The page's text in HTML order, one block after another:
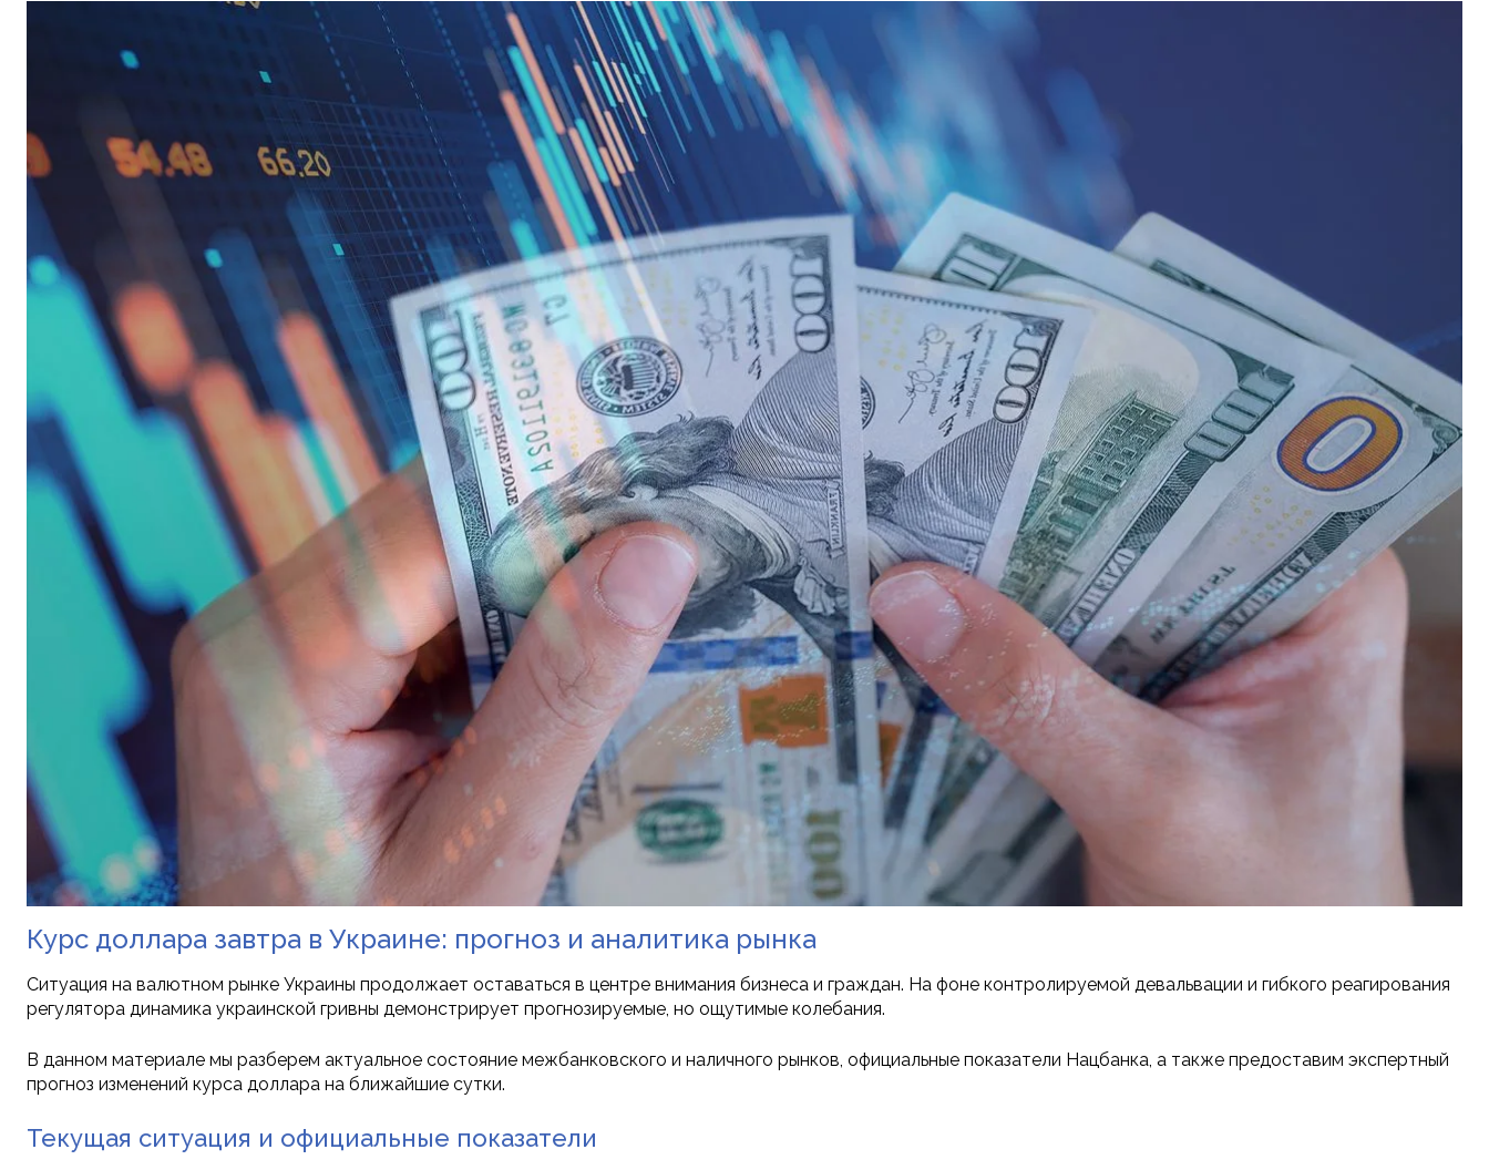
Курс доллара завтра в Украине: прогноз и аналитика рынка
Ситуация на валютном рынке Украины продолжает оставаться в центре внимания бизнеса и граждан. На фоне контролируемой девальвации и гибкого реагирования
регулятора динамика украинской гривны демонстрирует прогнозируемые, но ощутимые колебания.
В данном материале мы разберем актуальное состояние межбанковского и наличного рынков, официальные показатели Нацбанка, а также предоставим экспертный
прогноз изменений курса доллара на ближайшие сутки.
Текущая ситуация и официальные показатели